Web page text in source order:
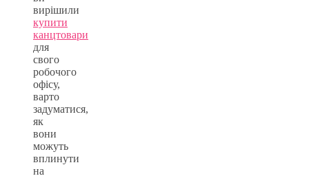
вирішили
купити
канцтовари
для
свого
робочого
офісу,
варто
задуматися,
як
вони
можуть
вплинути
на